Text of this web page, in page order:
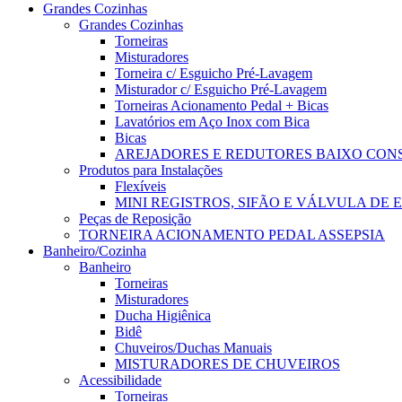
Grandes Cozinhas
Grandes Cozinhas
Torneiras
Misturadores
Torneira c/ Esguicho Pré-Lavagem
Misturador c/ Esguicho Pré-Lavagem
Torneiras Acionamento Pedal + Bicas
Lavatórios em Aço Inox com Bica
Bicas
AREJADORES E REDUTORES BAIXO
Produtos para Instalações
Flexíveis
MINI REGISTROS, SIFÃO E VÁLVULA DE
Peças de Reposição
TORNEIRA ACIONAMENTO PEDAL ASSEPSIA
Banheiro/Cozinha
Banheiro
Torneiras
Misturadores
Ducha Higiênica
Bidê
Chuveiros/Duchas Manuais
MISTURADORES DE CHUVEIROS
Acessibilidade
Torneiras